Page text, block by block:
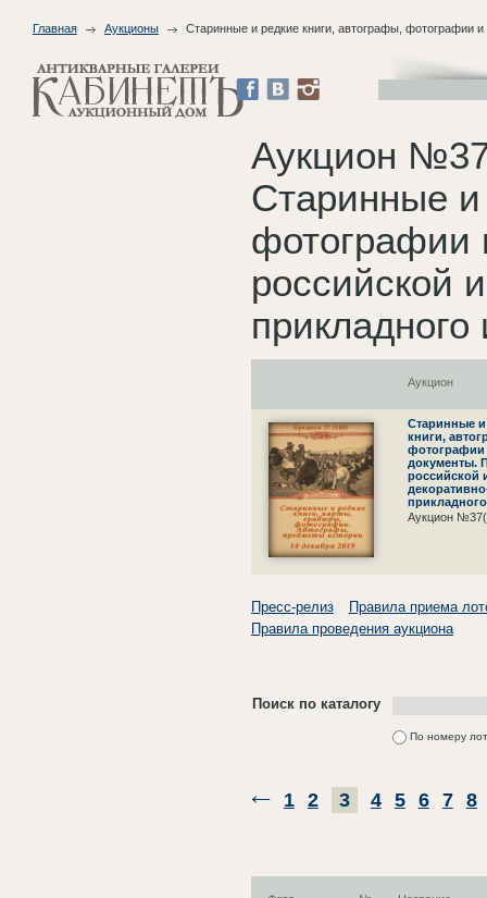
Главная Аукционы Старинные и редкие книги, автографы, фотографии
Аукцион
Старинные и
фотографии
российской
прикладного
Аукцион
Старинные и
книги,
фотографии
документы.
российской
Аукцион
Пресс-релиз
Правила приема
Правила проведения аукциона
Поиск по каталогу
По номеру
1 2 3 4 5 6 7 8